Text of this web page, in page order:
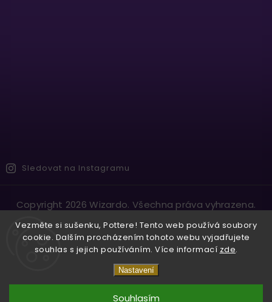
Vezměte si sušenku, Pottere! Tento web používá soubory
cookie. Dalším procházením tohoto webu vyjadřujete
souhlas s jejich používáním. Více informací zde.
Nastavení
Souhlasím
Sledovat na Instagramu
Copyright 2026Wizardo. Všechna práva vyhrazena.
VytvořilShoptet| DesignShoptak.cz.